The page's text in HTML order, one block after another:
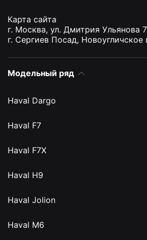
Карта сайта
г. Москва, ул. Дмитрия Ульянова
г. Сергиев Посад, Новоугличское
Модельный ряд
Haval Dargo
Haval F7
Haval F7X
Haval H9
Haval Jolion
Haval M6